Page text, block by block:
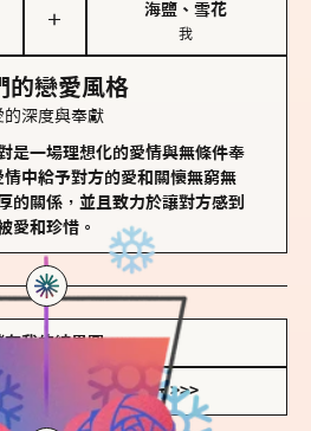
＋
海鹽、雪花
我
的戀愛風格
的深度與奉獻
是一場理想化的愛情與無條件奉
中給予對方的愛和關懷無窮無
的關係，並且致力於讓對方感到
愛和珍惜。
存我的結果圖
查看香氛類型全解析 >>>